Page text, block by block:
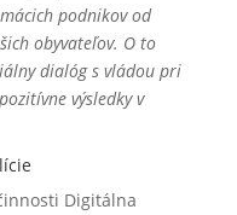
podnikov od
obyvateľov. O to
dialóg s vládou pri
výsledky v
Digitálna